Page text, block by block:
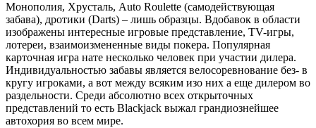
Монополия, Хрусталь, Auto Roulette (самодействующая
забава), дротики (Darts) – лишь образцы. Вдобавок в области
изображены интересные игровые представление, TV-игры,
лотереи, взаимоизмененные виды покера. Популярная
карточная игра нате несколько человек при участии дилера.
Индивидуальностью забавы является велосоревнование без- в
кругу игроками, а вот между всяким изо них а еще дилером во
раздельности. Среди абсолютно всех открыточных
представлений то есть Blackjack выжал грандиознейшее
автохория во всем мире.